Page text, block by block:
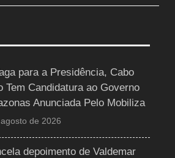
para a Presidência, Cabo
Tem Candidatura ao Governo
Anunciada Pelo Mobiliza
de 2026
depoimento de Valdemar